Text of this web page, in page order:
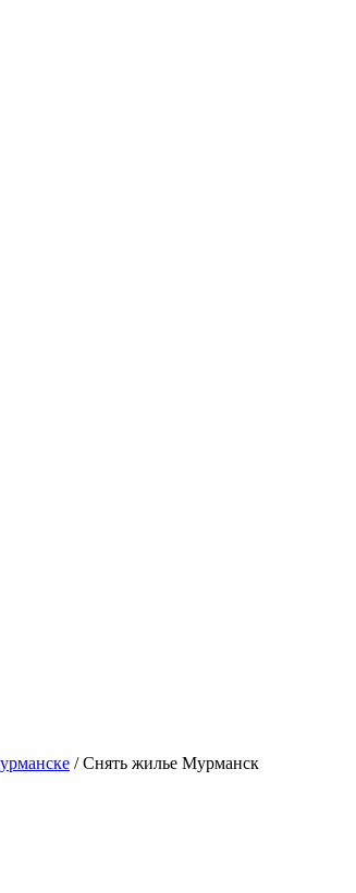
/ Снять жилье Мурманск